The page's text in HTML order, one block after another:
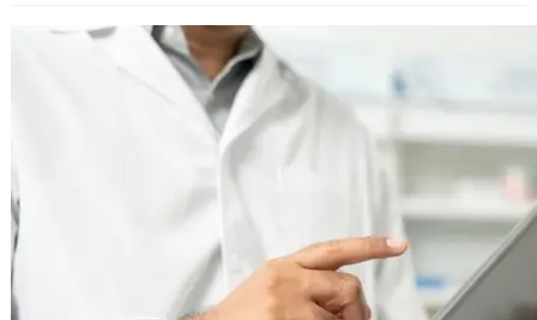
Парламентът одобри на първо
четене бюджета на НЗОК за 2026 г.